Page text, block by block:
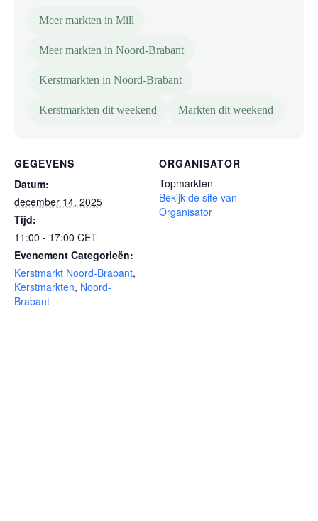
Meer markten in Mill
Meer markten in Noord-Brabant
Kerstmarkten in Noord-Brabant
Kerstmarkten dit weekend Markten dit weekend
GEGEVENS
Datum:
december 14, 2025
Tijd:
11:00 - 17:00 CET
Evenement Categorieën:
Kerstmarkt Noord-Brabant,
Kerstmarkten, Noord-
Brabant
ORGANISATOR
Topmarkten
Bekijk de site van
Organisator